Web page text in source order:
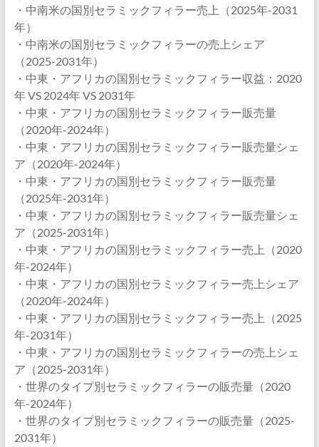
・中南米の国別セラミックフィラー売上（2025年-2031
年）
・中南米の国別セラミックフィラーの売上シェア
（2025-2031年）
・中東・アフリカの国別セラミックフィラー収益：2020
年 VS 2024年 VS 2031年
・中東・アフリカの国別セラミックフィラー販売量
（2020年-2024年）
・中東・アフリカの国別セラミックフィラー販売量シェ
ア（2020年-2024年）
・中東・アフリカの国別セラミックフィラー販売量
（2025年-2031年）
・中東・アフリカの国別セラミックフィラー販売量シェ
ア（2025-2031年）
・中東・アフリカの国別セラミックフィラー売上（2020
年-2024年）
・中東・アフリカの国別セラミックフィラー売上シェア
（2020年-2024年）
・中東・アフリカの国別セラミックフィラー売上（2025
年-2031年）
・中東・アフリカの国別セラミックフィラーの売上シェ
ア（2025-2031年）
・世界のタイプ別セラミックフィラーの販売量（2020
年-2024年）
・世界のタイプ別セラミックフィラーの販売量（2025-
2031年）